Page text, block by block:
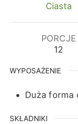
Ciasta
PORCJE
12
WYPOSAŻENIE
Duża forma
SKŁADNIKI